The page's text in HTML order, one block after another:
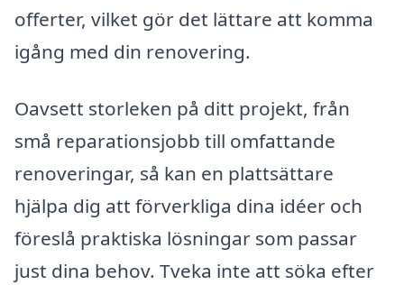
offerter, vilket gör det lättare att komma
igång med din renovering.
Oavsett storleken på ditt projekt, från
små reparationsjobb till omfattande
renoveringar, så kan en plattsättare
hjälpa dig att förverkliga dina idéer och
föreslå praktiska lösningar som passar
just dina behov. Tveka inte att söka efter